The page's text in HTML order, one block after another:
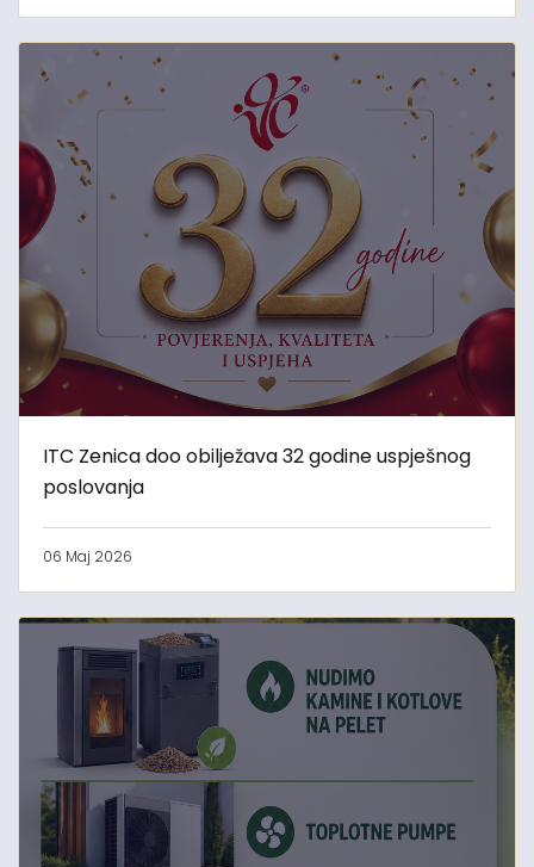
ITC Zenica doo obilježava 32 godine uspješnog
poslovanja
06 Maj 2026